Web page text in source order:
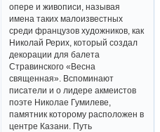
опере и живописи, называя
имена таких малоизвестных
среди французов художников, как
Николай Рерих, который создал
декорации для балета
Стравинского «Весна
священная». Вспоминают
писатели и о лидере акмеистов
поэте Николае Гумилеве,
памятник которому расположен в
центре Казани. Путь